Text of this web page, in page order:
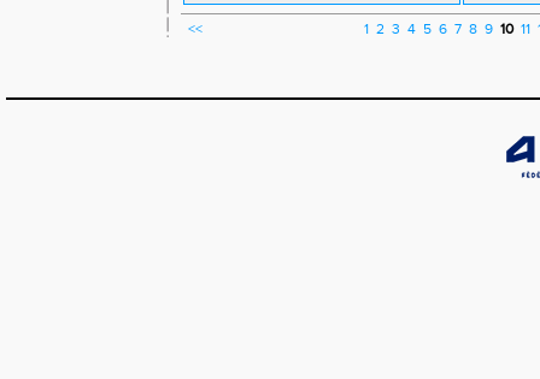
<< 1 2 3 4 5 6 7 8 9 10 11